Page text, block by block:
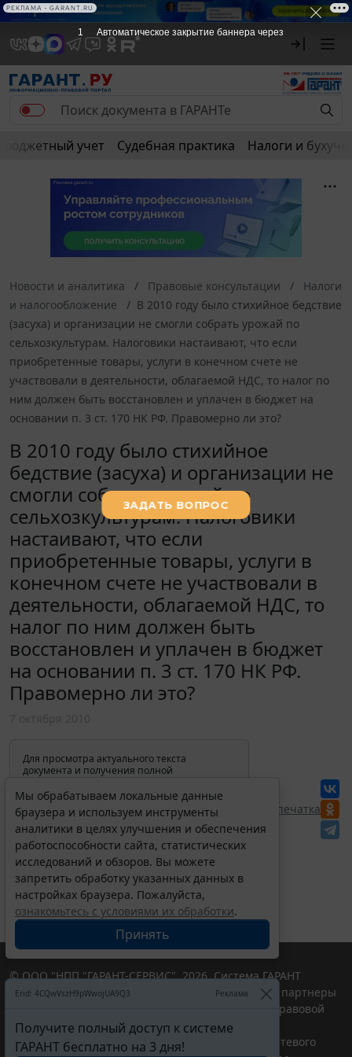
Бюджетный учет Судебная практика Налоги и
Новости и аналитика Правовые консультации
Налоги
и налогообложение
В 2010 году было стихийное бедствие
(засуха) и организации не смогли собрать урожай по
сельхозкультурам. Налоговики настаивают, что если
приобретенные товары, услуги в конечном счете не
участвовали в деятельности, облагаемой НДС, то налог по
ним должен быть восстановлен и уплачен в бюджет на
основании п. 3 ст. 170 НК РФ. Правомерно ли это?
В 2010 году было стихийное
бедствие (засуха) и организации не
смогли собрать урожай по
сельхозкультурам. Налоговики
настаивают, что если
приобретенные товары, услуги в
конечном счете не участвовали в
деятельности, облагаемой НДС, то
налог по ним должен быть
восстановлен и уплачен в бюджет
на основании п. 3 ст. 170 НК РФ.
Правомерно ли это?
Для просмотра актуального текста
документа и получения полной
изменениях и порядке применения
документа, воспользуйтесь поиском в
Интернет-версии системы ГАРАНТ:
Перепечатка
Мы обрабатываем локальные данные
браузера и используем инструменты
аналитики в целях улучшения и обеспечения
работоспособности сайта, статистических
исследований и обзоров. Вы можете
запретить обработку указанных данных в
настройках браузера. Пожалуйста,
ознакомьтесь с условиями их обработки.
Принять
Erid: 4CQwVszH9pWwojUA9Q3 Реклама
Получите полный доступ к системе
ГАРАНТ бесплатно на 3 дня!
© ООО "НПП "ГАРАНТ-СЕРВИС", 2026. Система ГАРАНТ
выпускается с 1990 года. Компания "Гарант" и ее партнеры
являются участниками Российской ассоциации правовой
информации ГАРАНТ.
Портал ГАРАНТ.РУ зарегистрирован в качестве сетевого
1 Автоматическое закрытие баннера через
РЕКЛАМА • GARANT.RU